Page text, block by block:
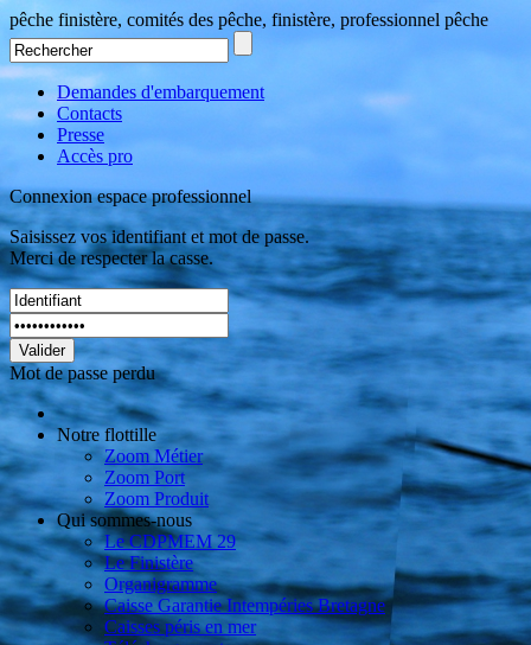
pêche finistère, comités des pêche, finistère, professionnel pêche
Demandes d'embarquement
Contacts
Presse
Accès pro
Connexion espace professionnel
Saisissez vos identifiant et mot de passe.
Merci de respecter la casse.
Valider
Mot de passe perdu
Notre flottille
Zoom Métier
Zoom Port
Zoom Produit
Qui sommes-nous
Le CDPMEM 29
Le Finistère
Organigramme
Caisse Garantie Intempéries Bretagne
Caisses péris en mer